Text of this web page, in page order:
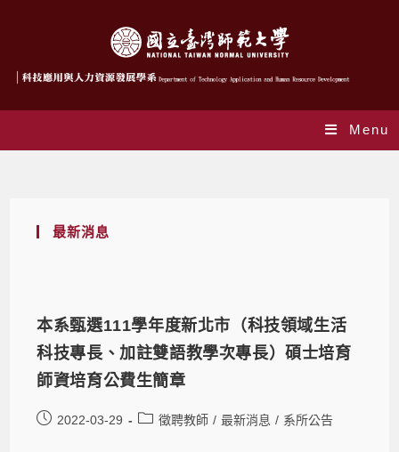
Menu
最新消息
本系甄選111學年度新北市（科技領域生活
科技專長、加註雙語教學次專長）碩士培育
師資培育公費生簡章
2022-03-29 徵聘教師 / 最新消息 / 系所公告